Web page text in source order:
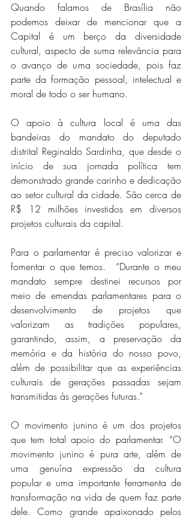
Quando falamos de Brasília não
podemos deixar de mencionar que a
Capital é um berço da diversidade
cultural, aspecto de suma relevância para
o avanço de uma sociedade, pois faz
parte da formação pessoal, intelectual e
moral de todo o ser humano.
O apoio à cultura local é uma das
bandeiras do mandato do deputado
distrital Reginaldo Sardinha, que desde o
início de sua jornada política tem
demonstrado grande carinho e dedicação
ao setor cultural da cidade. São cerca de
R$ 12 milhões investidos em diversos
projetos culturais da capital.
Para o parlamentar é preciso valorizar e
fomentar o que temos.  “Durante o meu
mandato sempre destinei recursos por
meio de emendas parlamentares para o
desenvolvimento de projetos que
valorizam as tradições populares,
garantindo, assim, a preservação da
memória e da história do nosso povo,
além de possibilitar que as experiências
culturais de gerações passadas sejam
transmitidas às gerações futuras.”
O movimento junino é um dos projetos
que tem total apoio do parlamentar. “O
movimento junino é pura arte, além de
uma genuína expressão da cultura
popular e uma importante ferramenta de
transformação na vida de quem faz parte
dele. Como grande apaixonado pelos